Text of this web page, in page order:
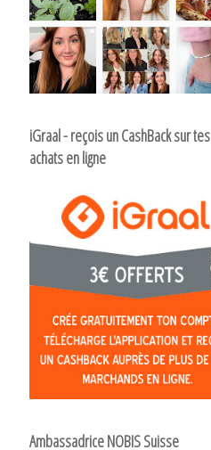
iGraal - reçois un CashBack sur tes
achats en ligne
Ambassadrice NOBIS Suisse